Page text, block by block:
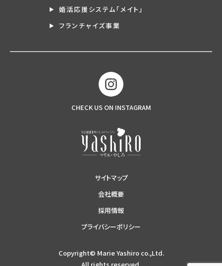
婚活応援システム「メイト」
フランチャイズ事業
CHECK US ON INSTAGRAM
サイトマップ
会社概要
採用情報
プライバシーポリシー
Copyright© Marie Yashiro co.,Ltd.